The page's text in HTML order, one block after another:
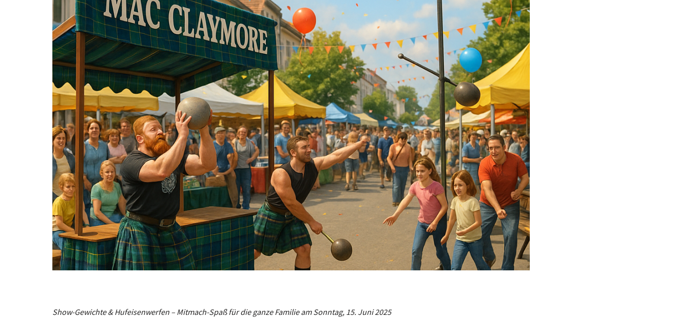
Show-Gewichte & Hufeisenwerfen – Mitmach-Spaß für die ganze Familie am Sonntag, 15. Juni 2025